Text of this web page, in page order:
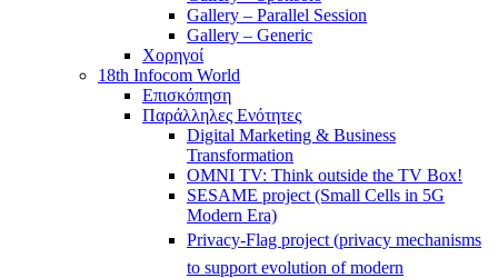
Gallery – Parallel Session
Gallery – Generic
Χορηγοί
18th Infocom World
Επισκόπηση
Παράλληλες Ενότητες
Digital Marketing & Business
Transformation
OMNI TV: Think outside the TV Box!
SESAME project (Small Cells in 5G
Modern Era)
Privacy-Flag project (privacy mechanisms
to support evolution of modern